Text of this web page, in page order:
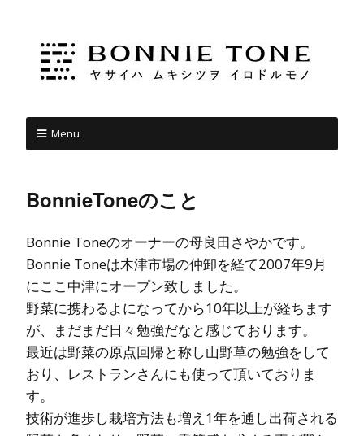
Menu
BonnieToneのこと
Bonnie Toneのオーナーの母良田さやかです。
Bonnie Toneは木津市場の仲卸を経て2007年9月
にここ中津にオープン致しました。
野菜に携わるよになってから10年以上が経ちます
が、まだまだ日々勉強だなと感じております。
最近は野菜の原点回帰と称し山野草の勉強をして
おり、レストランさんにも使って頂いておりま
す。
技術が進歩し栽培方法も増え1年を通し出荷される